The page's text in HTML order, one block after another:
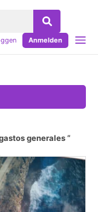
Anmelden
generales